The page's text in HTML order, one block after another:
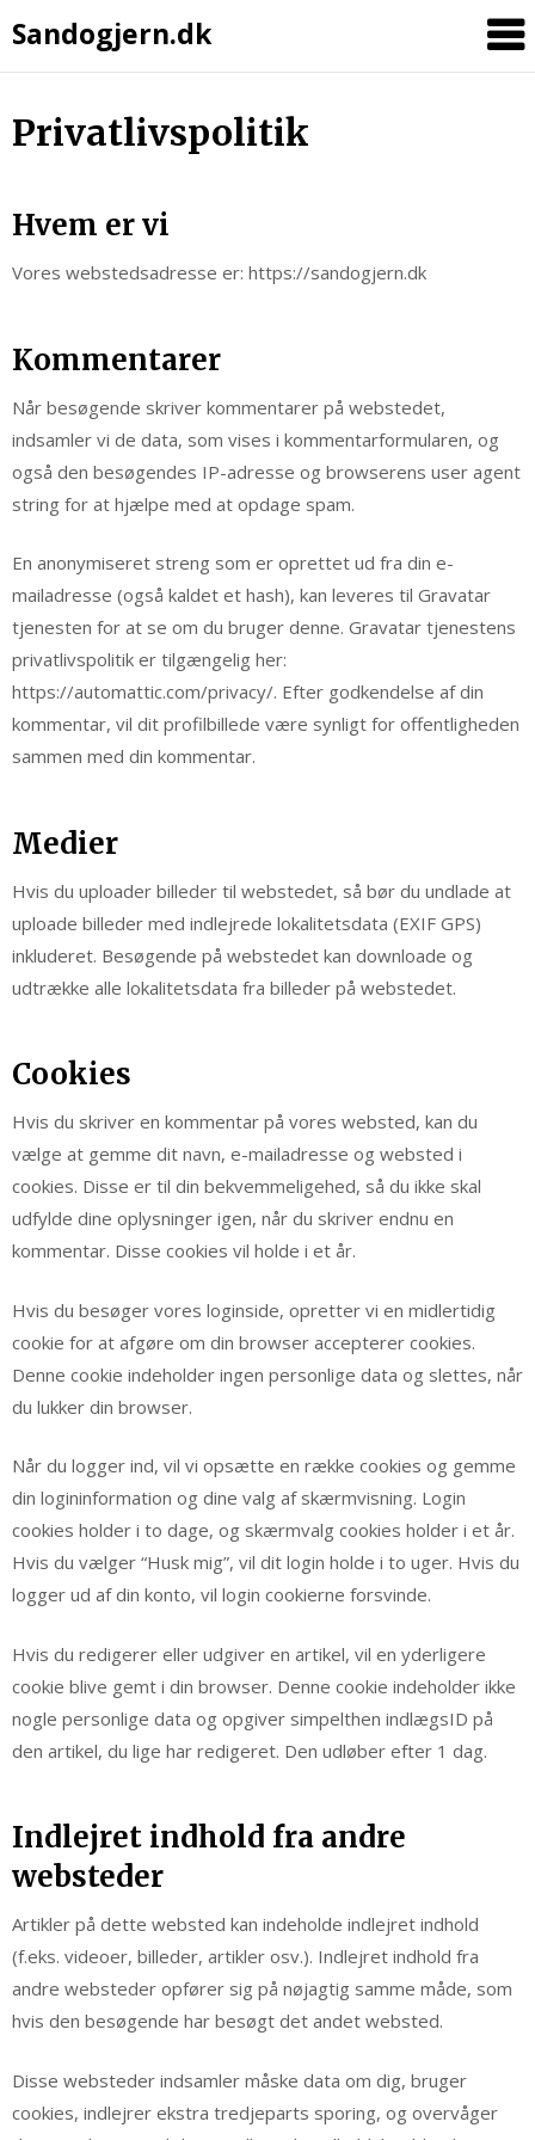
Sandogjern.dk
Skip
Privatlivspolitik
Hvem er vi
Vores webstedsadresse er: https://sandogjern.dk
Kommentarer
Når besøgende skriver kommentarer på webstedet,
indsamler vi de data, som vises i kommentarformularen, og
også den besøgendes IP-adresse og browserens user agent
string for at hjælpe med at opdage spam.
En anonymiseret streng som er oprettet ud fra din e-
mailadresse (også kaldet et hash), kan leveres til Gravatar
tjenesten for at se om du bruger denne. Gravatar tjenestens
privatlivspolitik er tilgængelig her:
https://automattic.com/privacy/. Efter godkendelse af din
kommentar, vil dit profilbillede være synligt for offentligheden
sammen med din kommentar.
Medier
Hvis du uploader billeder til webstedet, så bør du undlade at
uploade billeder med indlejrede lokalitetsdata (EXIF GPS)
inkluderet. Besøgende på webstedet kan downloade og
udtrække alle lokalitetsdata fra billeder på webstedet.
Cookies
Hvis du skriver en kommentar på vores websted, kan du
vælge at gemme dit navn, e-mailadresse og websted i
cookies. Disse er til din bekvemmeligehed, så du ikke skal
udfylde dine oplysninger igen, når du skriver endnu en
kommentar. Disse cookies vil holde i et år.
Hvis du besøger vores loginside, opretter vi en midlertidig
cookie for at afgøre om din browser accepterer cookies.
Denne cookie indeholder ingen personlige data og slettes, når
du lukker din browser.
Når du logger ind, vil vi opsætte en række cookies og gemme
din logininformation og dine valg af skærmvisning. Login
cookies holder i to dage, og skærmvalg cookies holder i et år.
Hvis du vælger “Husk mig”, vil dit login holde i to uger. Hvis du
logger ud af din konto, vil login cookierne forsvinde.
Hvis du redigerer eller udgiver en artikel, vil en yderligere
cookie blive gemt i din browser. Denne cookie indeholder ikke
nogle personlige data og opgiver simpelthen indlægsID på
den artikel, du lige har redigeret. Den udløber efter 1 dag.
Indlejret indhold fra andre
websteder
Artikler på dette websted kan indeholde indlejret indhold
(f.eks. videoer, billeder, artikler osv.). Indlejret indhold fra
andre websteder opfører sig på nøjagtig samme måde, som
hvis den besøgende har besøgt det andet websted.
Disse websteder indsamler måske data om dig, bruger
cookies, indlejrer ekstra tredjeparts sporing, og overvåger